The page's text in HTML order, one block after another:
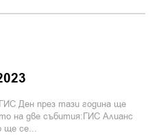
Ден през тази година ще
на две събития:ГИС Алианс
ще се...